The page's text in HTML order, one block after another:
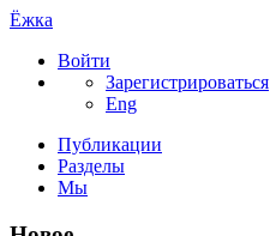
Ёжка
Войти
Зарегистрироваться
Eng
Публикации
Разделы
Мы